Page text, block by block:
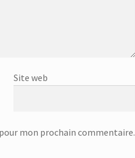
Site web
mon prochain commentaire.